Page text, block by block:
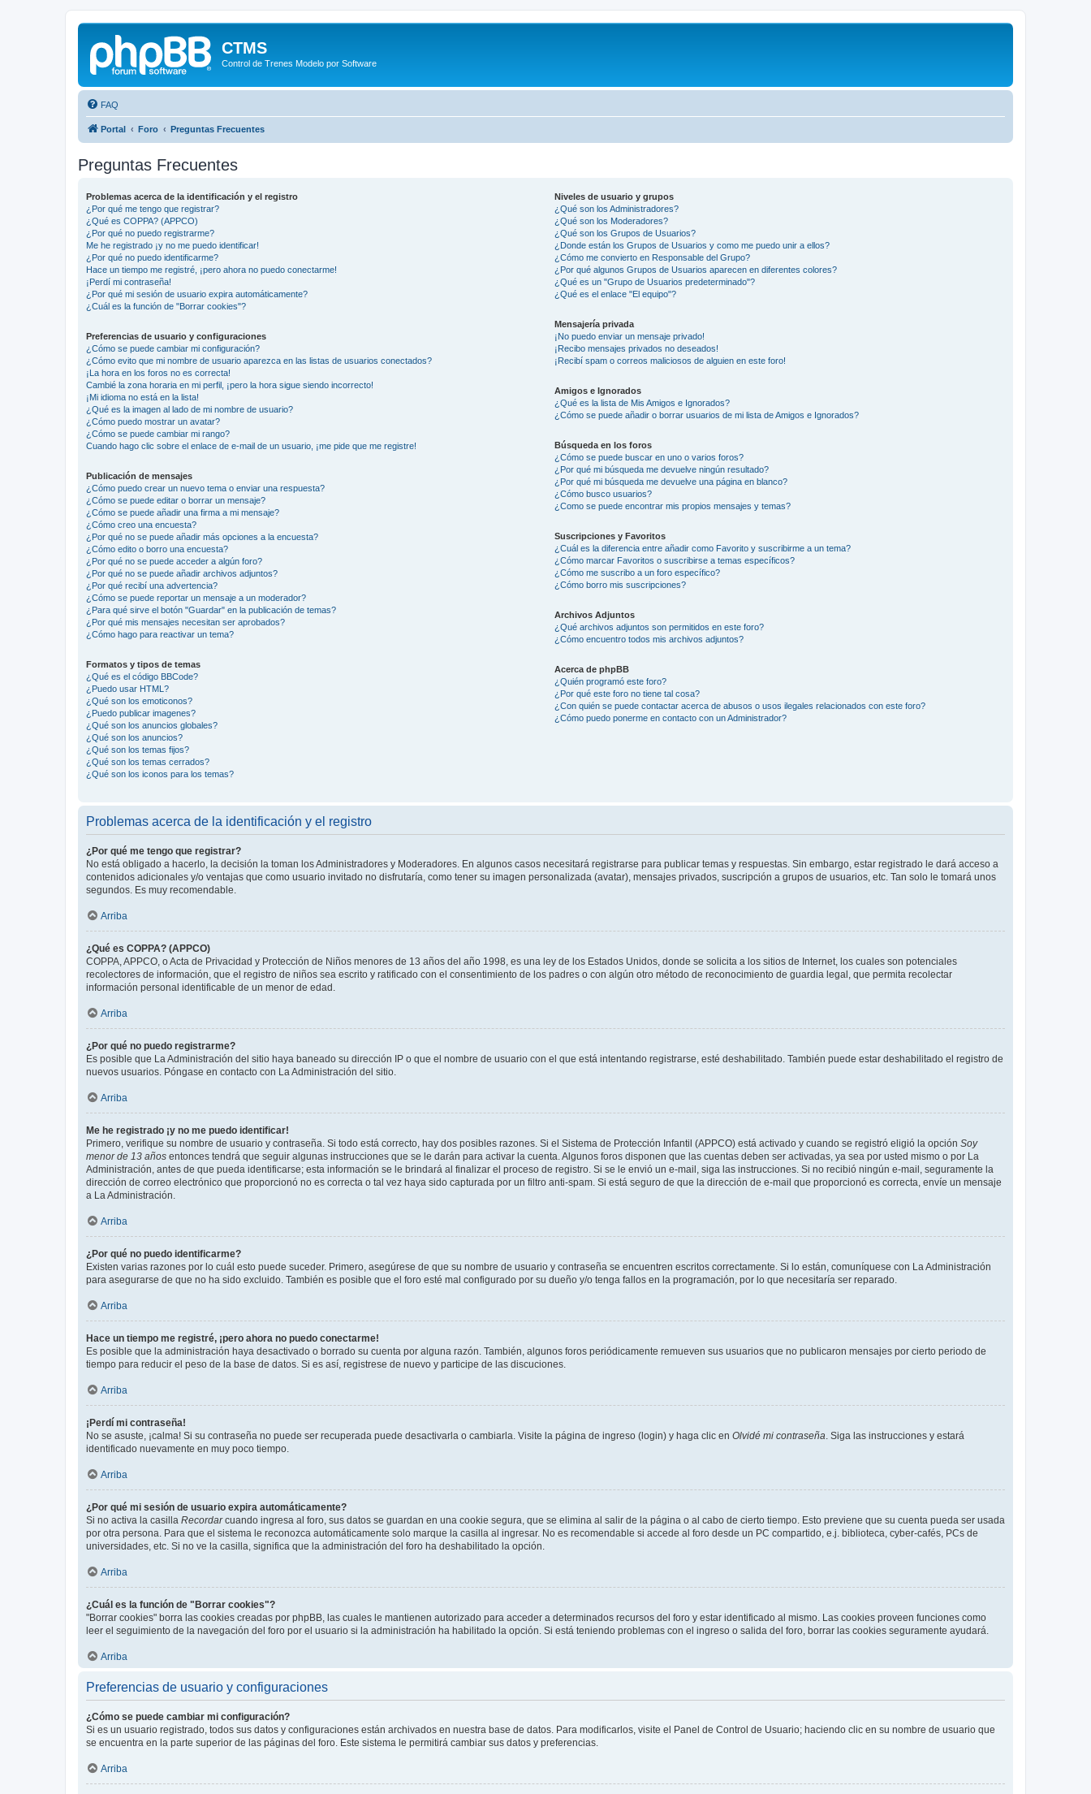
CTMS
Control de Trenes Modelo por Software
FAQ
Portal Foro Preguntas Frecuentes
Preguntas Frecuentes
Problemas acerca de la identificación y el registro
¿Por qué me tengo que registrar?
¿Qué es COPPA? (APPCO)
¿Por qué no puedo registrarme?
Me he registrado ¡y no me puedo identificar!
¿Por qué no puedo identificarme?
Hace un tiempo me registré, ¡pero ahora no puedo conectarme!
¡Perdí mi contraseña!
¿Por qué mi sesión de usuario expira automáticamente?
¿Cuál es la función de "Borrar cookies"?
Preferencias de usuario y configuraciones
¿Cómo se puede cambiar mi configuración?
¿Cómo evito que mi nombre de usuario aparezca en las listas de usuarios conectados?
¡La hora en los foros no es correcta!
Cambié la zona horaria en mi perfil, ¡pero la hora sigue siendo incorrecto!
¡Mi idioma no está en la lista!
¿Qué es la imagen al lado de mi nombre de usuario?
¿Cómo puedo mostrar un avatar?
¿Cómo se puede cambiar mi rango?
Cuando hago clic sobre el enlace de e-mail de un usuario, ¡me pide que me registre!
Publicación de mensajes
¿Cómo puedo crear un nuevo tema o enviar una respuesta?
¿Cómo se puede editar o borrar un mensaje?
¿Cómo se puede añadir una firma a mi mensaje?
¿Cómo creo una encuesta?
¿Por qué no se puede añadir más opciones a la encuesta?
¿Cómo edito o borro una encuesta?
¿Por qué no se puede acceder a algún foro?
¿Por qué no se puede añadir archivos adjuntos?
¿Por qué recibí una advertencia?
¿Cómo se puede reportar un mensaje a un moderador?
¿Para qué sirve el botón "Guardar" en la publicación de temas?
¿Por qué mis mensajes necesitan ser aprobados?
¿Cómo hago para reactivar un tema?
Formatos y tipos de temas
¿Qué es el código BBCode?
¿Puedo usar HTML?
¿Qué son los emoticonos?
¿Puedo publicar imagenes?
¿Qué son los anuncios globales?
¿Qué son los anuncios?
¿Qué son los temas fijos?
¿Qué son los temas cerrados?
¿Qué son los iconos para los temas?
Niveles de usuario y grupos
¿Qué son los Administradores?
¿Qué son los Moderadores?
¿Qué son los Grupos de Usuarios?
¿Donde están los Grupos de Usuarios y como me puedo unir a ellos?
¿Cómo me convierto en Responsable del Grupo?
¿Por qué algunos Grupos de Usuarios aparecen en diferentes colores?
¿Qué es un "Grupo de Usuarios predeterminado"?
¿Qué es el enlace "El equipo"?
Mensajería privada
¡No puedo enviar un mensaje privado!
¡Recibo mensajes privados no deseados!
¡Recibí spam o correos maliciosos de alguien en este foro!
Amigos e Ignorados
¿Qué es la lista de Mis Amigos e Ignorados?
¿Cómo se puede añadir o borrar usuarios de mi lista de Amigos e Ignorados?
Búsqueda en los foros
¿Cómo se puede buscar en uno o varios foros?
¿Por qué mi búsqueda me devuelve ningún resultado?
¿Por qué mi búsqueda me devuelve una página en blanco?
¿Cómo busco usuarios?
¿Como se puede encontrar mis propios mensajes y temas?
Suscripciones y Favoritos
¿Cuál es la diferencia entre añadir como Favorito y suscribirme a un tema?
¿Cómo marcar Favoritos o suscribirse a temas específicos?
¿Cómo me suscribo a un foro específico?
¿Cómo borro mis suscripciones?
Archivos Adjuntos
¿Qué archivos adjuntos son permitidos en este foro?
¿Cómo encuentro todos mis archivos adjuntos?
Acerca de phpBB
¿Quién programó este foro?
¿Por qué este foro no tiene tal cosa?
¿Con quién se puede contactar acerca de abusos o usos ilegales relacionados con este foro?
¿Cómo puedo ponerme en contacto con un Administrador?
Problemas acerca de la identificación y el registro
¿Por qué me tengo que registrar?
No está obligado a hacerlo, la decisión la toman los Administradores y Moderadores. En algunos casos necesitará registrarse para publicar temas y respuestas. Sin embargo, estar registrado le dará acceso a
contenidos adicionales y/o ventajas que como usuario invitado no disfrutaría, como tener su imagen personalizada (avatar), mensajes privados, suscripción a grupos de usuarios, etc. Tan solo le tomará unos
segundos. Es muy recomendable.
Arriba
¿Qué es COPPA? (APPCO)
COPPA, APPCO, o Acta de Privacidad y Protección de Niños menores de 13 años del año 1998, es una ley de los Estados Unidos, donde se solicita a los sitios de Internet, los cuales son potenciales
recolectores de información, que el registro de niños sea escrito y ratificado con el consentimiento de los padres o con algún otro método de reconocimiento de guardia legal, que permita recolectar
información personal identificable de un menor de edad.
Arriba
¿Por qué no puedo registrarme?
Es posible que La Administración del sitio haya baneado su dirección IP o que el nombre de usuario con el que está intentando registrarse, esté deshabilitado. También puede estar deshabilitado el registro de
nuevos usuarios. Póngase en contacto con La Administración del sitio.
Arriba
Me he registrado ¡y no me puedo identificar!
Primero, verifique su nombre de usuario y contraseña. Si todo está correcto, hay dos posibles razones. Si el Sistema de Protección Infantil (APPCO) está activado y cuando se registró eligió la opción Soy
menor de 13 años entonces tendrá que seguir algunas instrucciones que se le darán para activar la cuenta. Algunos foros disponen que las cuentas deben ser activadas, ya sea por usted mismo o por La
Administración, antes de que pueda identificarse; esta información se le brindará al finalizar el proceso de registro. Si se le envió un e-mail, siga las instrucciones. Si no recibió ningún e-mail, seguramente la
dirección de correo electrónico que proporcionó no es correcta o tal vez haya sido capturada por un filtro anti-spam. Si está seguro de que la dirección de e-mail que proporcionó es correcta, envíe un mensaje
a La Administración.
Arriba
¿Por qué no puedo identificarme?
Existen varias razones por lo cuál esto puede suceder. Primero, asegúrese de que su nombre de usuario y contraseña se encuentren escritos correctamente. Si lo están, comuníquese con La Administración
para asegurarse de que no ha sido excluido. También es posible que el foro esté mal configurado por su dueño y/o tenga fallos en la programación, por lo que necesitaría ser reparado.
Arriba
Hace un tiempo me registré, ¡pero ahora no puedo conectarme!
Es posible que la administración haya desactivado o borrado su cuenta por alguna razón. También, algunos foros periódicamente remueven sus usuarios que no publicaron mensajes por cierto periodo de
tiempo para reducir el peso de la base de datos. Si es así, registrese de nuevo y participe de las discuciones.
Arriba
¡Perdí mi contraseña!
No se asuste, ¡calma! Si su contraseña no puede ser recuperada puede desactivarla o cambiarla. Visite la página de ingreso (login) y haga clic en Olvidé mi contraseña . Siga las instrucciones y estará
identificado nuevamente en muy poco tiempo.
Arriba
¿Por qué mi sesión de usuario expira automáticamente?
Si no activa la casilla Recordarcuando ingresa al foro, sus datos se guardan en una cookie segura, que se elimina al salir de la página o al cabo de cierto tiempo. Esto previene que su cuenta pueda ser usada
por otra persona. Para que el sistema le reconozca automáticamente solo marque la casilla al ingresar. No es recomendable si accede al foro desde un PC compartido, e.j. biblioteca, cyber-cafés, PCs de
universidades, etc. Si no ve la casilla, significa que la administración del foro ha deshabilitado la opción.
Arriba
¿Cuál es la función de "Borrar cookies"?
"Borrar cookies" borra las cookies creadas por phpBB, las cuales le mantienen autorizado para acceder a determinados recursos del foro y estar identificado al mismo. Las cookies proveen funciones como
leer el seguimiento de la navegación del foro por el usuario si la administración ha habilitado la opción. Si está teniendo problemas con el ingreso o salida del foro, borrar las cookies seguramente ayudará.
Arriba
Preferencias de usuario y configuraciones
¿Cómo se puede cambiar mi configuración?
Si es un usuario registrado, todos sus datos y configuraciones están archivados en nuestra base de datos. Para modificarlos, visite el Panel de Control de Usuario; haciendo clic en su nombre de usuario que
se encuentra en la parte superior de las páginas del foro. Este sistema le permitirá cambiar sus datos y preferencias.
Arriba